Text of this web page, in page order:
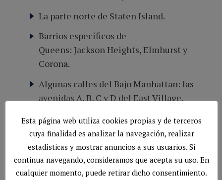
La parte norte de Staten Island.
Barrios específicos de
Queens: Jackson Heights, Elmhurst y
Corona.
Algunas calles del Bajo Manhattan: las
avenidas A, B, C y D del East Village.
Recaudos en el metro
La seguridad en el metro de Nueva York es alta
durante el día, pero a partir de la medianoche
Esta página web utiliza cookies propias y de terceros
cuya finalidad es analizar la navegación, realizar
estadísticas y mostrar anuncios a sus usuarios. Si
continua navegando, consideramos que acepta su uso. En
cualquier momento, puede retirar dicho consentimiento.